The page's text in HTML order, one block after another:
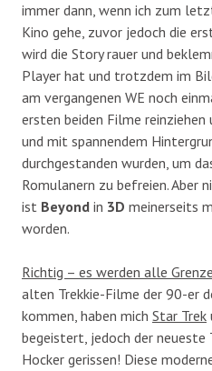
immer dann, wenn ich zum
Kino gehe, zuvor jedoch die
wird die Story rauer und
Player hat und trotzdem im
am vergangenen WE noch
ersten beiden Filme reinziehen
und mit spannendem
durchgestanden wurden, um
Romulanern zu befreien. Aber
ist Beyond in 3D meinerseits
worden.
Richtig – es werden alle
alten Trekkie-Filme der 90-er
kommen, haben mich Star Trek
begeistert, jedoch der neueste
Hocker gerissen! Diese